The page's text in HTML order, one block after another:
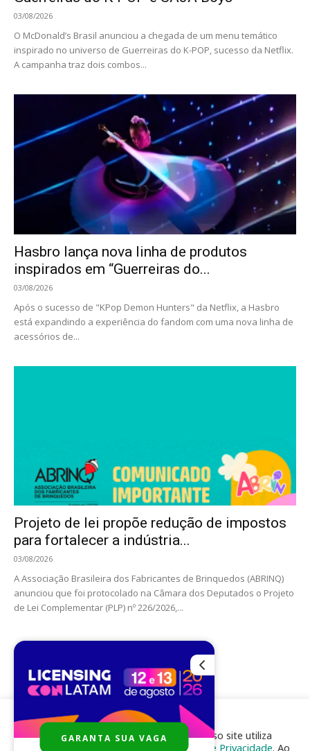
03/08/2026
O McDonald’s Brasil anunciou a chegada de um menu temático
inspirado no universo de Guerreiras do K-POP, sucesso da Netflix.
A campanha traz dois combos...
Hasbro lança nova linha de produtos
inspirados em “Guerreiras do...
03/08/2026
Após o sucesso de "KPop Demon Hunters" da Netflix, a Hasbro
está expandindo a experiência do fandom com uma nova linha de
acessórios de...
Projeto de lei propõe redução de impostos
para fortalecer a indústria...
03/08/2026
A Associação Brasileira dos Fabricantes de Brinquedos (ABRINQ)
anunciou que foi protocolado na Câmara dos Deputados o Projeto
de Lei Complementar (PLP) nº 226/2026,...
Para melhor experiência e navegação, nosso site utiliza
cookies, de acordo com a nossa
Política de Privacidade. Ao
GARANTA SUA VAGA